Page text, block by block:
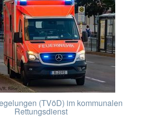
(TVöD) im kommunalen
Rettungsdienst